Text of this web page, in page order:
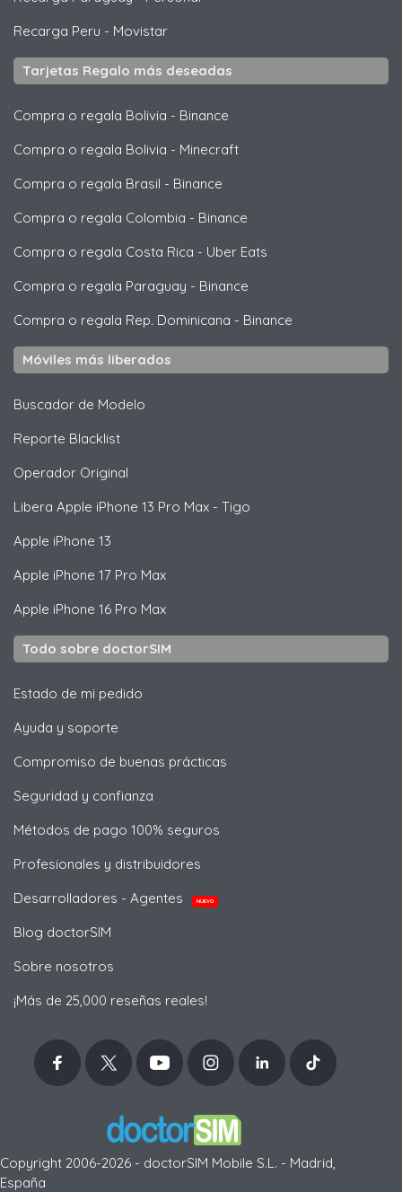
Recarga Peru - Movistar
Tarjetas Regalo más deseadas
Compra o regala Bolivia - Binance
Compra o regala Bolivia - Minecraft
Compra o regala Brasil - Binance
Compra o regala Colombia - Binance
Compra o regala Costa Rica - Uber Eats
Compra o regala Paraguay - Binance
Compra o regala Rep. Dominicana - Binance
Móviles más liberados
Buscador de Modelo
Reporte Blacklist
Operador Original
Libera Apple iPhone 13 Pro Max - Tigo
Apple iPhone 13
Apple iPhone 17 Pro Max
Apple iPhone 16 Pro Max
Todo sobre doctorSIM
Estado de mi pedido
Ayuda y soporte
Compromiso de buenas prácticas
Seguridad y confianza
Métodos de pago 100% seguros
Profesionales y distribuidores
Desarrolladores - Agentes
NUEVO
Blog doctorSIM
Sobre nosotros
¡Más de 25,000 reseñas reales!
Copyright 2006-2026 - doctorSIM Mobile S.L. - Madrid,
España